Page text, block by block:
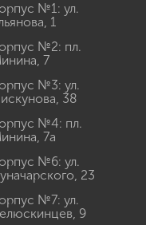
№1: ул.
1
№2: пл.
7
№3: ул.
38
№4: пл.
7а
№6: ул.
23
№7: ул.
9